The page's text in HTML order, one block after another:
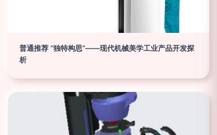
普通推荐 “独特构思”——现代机械美学工业产品开发探
析